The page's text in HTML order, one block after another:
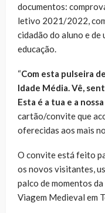
documentos:
letivo 2021/2022,
cidadão do aluno e de
educação.
“Com esta pulseira
Idade Média. Vê,
Esta é a tua e a
cartão/convite que
oferecidas aos mais
O convite está feito
os novos visitantes,
palco de momentos
Viagem Medieval em